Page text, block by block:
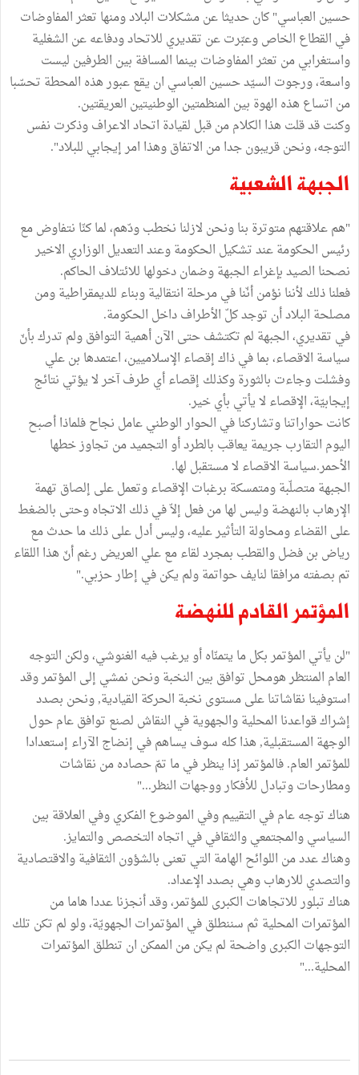
حسين العباسي" كان حديثا عن مشكلات البلاد ومنها تعثر المفاوضات
في القطاع الخاص وعبّرت عن تقديري للاتحاد ودفاعه عن الشغلية
واستغرابي من تعثر المفاوضات بينما المسافة بين الطرفين ليست
واسعة، ورجوت السيّد حسين العباسي ان يقع عبور هذه المحطة تحسّبا
من اتساع هذه الهوة بين المنظمتين الوطنيتين العريقتين.
وكنت قد قلت هذا الكلام من قبل لقيادة اتحاد الاعراف وذكرت نفس
التوجه، ونحن قريبون جدا من الاتفاق وهذا امر إيجابي للبلاد".
الجبهة الشعبية
"هم علاقتهم متوترة بنا ونحن لازلنا نخطب ودّهم، لما كنّا نتفاوض مع
رئيس الحكومة عند تشكيل الحكومة وعند التعديل الوزاري الاخير
نصحنا الصيد بإغراء الجبهة وضمان دخولها للائتلاف الحاكم.
فعلنا ذلك لأننا نؤمن أنّنا في مرحلة انتقالية وبناء للديمقراطية ومن
مصلحة البلاد أن توجد كلّ الأطراف داخل الحكومة.
في تقديري، الجبهة لم تكتشف حتى الآن أهمية التوافق ولم تدرك بأنّ
سياسة الاقصاء، بما في ذاك إقصاء الإسلاميين، اعتمدها بن علي
وفشلت وجاءت بالثورة وكذلك إقصاء أي طرف آخر لا يؤتي نتائج
إيجابيّة، الإقصاء لا يأتي بأي خير.
كانت حواراتنا وتشاركنا في الحوار الوطني عامل نجاح فلماذا أصبح
اليوم التقارب جريمة يعاقب بالطرد أو التجميد من تجاوز خطها
الأحمر.سياسة الاقصاء لا مستقبل لها.
الجبهة متصلّبة ومتمسكة برغبات الإقصاء وتعمل على إلصاق تهمة
الإرهاب بالنهضة وليس لها من فعل إلاّ في ذلك الاتجاه وحتى بالضغط
على القضاء ومحاولة التأثير عليه، وليس أدل على ذلك ما حدث مع
رياض بن فضل والقطب بمجرد لقاء مع علي العريض رغم أنّ هذا اللقاء
تم بصفته مرافقا لنايف حواتمة ولم يكن في إطار حزبي."
المؤتمر القادم للنهضة
"لن يأتي المؤتمر بكل ما يتمنّاه أو يرغب فيه الغنوشي، ولكن التوجه
العام المنتظر هومحل توافق بين النخبة ونحن نمشي إلى المؤتمر وقد
استوفينا نقاشاتنا على مستوى نخبة الحركة القيادية, ونحن بصدد
إشراك قواعدنا المحلية والجهوية في النقاش لصنع توافق عام حول
الوجهة المستقبلية, هذا كله سوف يساهم في إنضاج الآراء إستعدادا
للمؤتمر العام. فالمؤتمر إذا ينظر في ما تمّ حصاده من نقاشات
ومطارحات وتبادل للأفكار ووجهات النظر..."
هناك توجه عام في التقييم وفي الموضوع الفكري وفي العلاقة بين
السياسي والمجتمعي والثقافي في اتجاه التخصص والتمايز.
وهناك عدد من اللوائح الهامة التي تعنى بالشؤون الثقافية والاقتصادية
والتصدي للارهاب وهي بصدد الإعداد.
هناك تبلور للاتجاهات الكبرى للمؤتمر، وقد أنجزنا عددا هاما من
المؤتمرات المحلية ثم سننطلق في المؤتمرات الجهويّة، ولو لم تكن تلك
التوجهات الكبرى واضحة لم يكن من الممكن ان تنطلق المؤتمرات
المحلية..."